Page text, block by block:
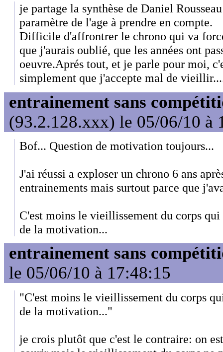
je partage la synthèse de Daniel
paramètre de l'age à prendre en compte.
Difficile d'affrontrer le chrono qui va
que j'aurais oublié, que les années ont
oeuvre.Aprés tout, et je parle pour moi,
simplement que j'accepte mal de
entrainement sans
(93.2.128.xxx) le 05/06/10 à
Bof... Question de motivation toujours...
J'ai réussi a exploser un chrono 6 ans
entrainements mais surtout parce que
C'est moins le vieillissement du corps
de la motivation...
entrainement sans
le 05/06/10 à 17:48:15
"C'est moins le vieillissement du corps
de la motivation..."
je crois plutôt que c'est le contraire: on